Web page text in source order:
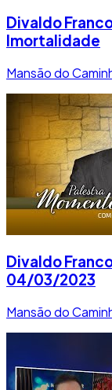
Divaldo
Imortalidade
Mansão do
Divaldo
04/03/2023
Mansão do